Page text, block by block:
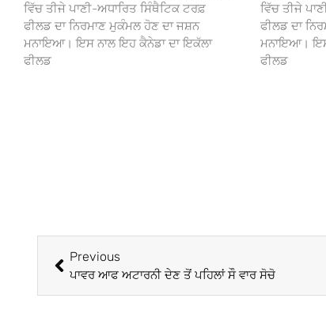
ਵਿੱਚ ਤੀਜੇ ਪਾਣੀ-ਅਧਾਰਿਤ ਸਿੰਥੈਟਿਕ ਟਰਫ਼
ਫੀਲਡ ਦਾ ਨਿਰਮਾਣ ਮੁਕੰਮਲ ਹੋਣ ਦਾ ਜਸ਼ਨ
ਮਨਾਇਆ। ਇਸ ਨਾਲ ਇਹ ਕੈਨੇਡਾ ਦਾ ਇਕੱਲਾ
ਫੀਲਡ
ਵਿੱਚ ਤੀਜੇ
ਫੀਲਡ ਦਾ
ਮਨਾਇਆ। ਇਸ
ਫੀਲਡ
Previous
ਪਾਵਰ ਆਫ ਅਟਾਰਨੀ ਦੇਣ ਤੋਂ ਪਹਿਲਾਂ ਸੌ ਵਾਰ ਸੋਚੋ